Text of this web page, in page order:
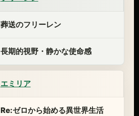
葬送のフリーレン
長期的視野・静かな使命感
エミリア
Re:ゼロから始める異世界生活